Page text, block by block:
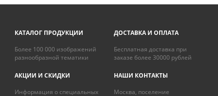
КАТАЛОГ ПРОДУКЦИИ
Более 100 000 изображений
разнообразной тематики
ДОСТАВКА И ОПЛАТА
Бесплатная доставка при
заказе более 30000 рублей
АКЦИИ И СКИДКИ
Информация о специальных
НАШИ КОНТАКТЫ
Москва, поселение